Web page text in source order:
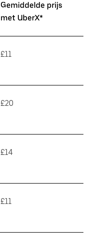
Gemiddelde prijs
met UberX*
£11
£20
£14
£11